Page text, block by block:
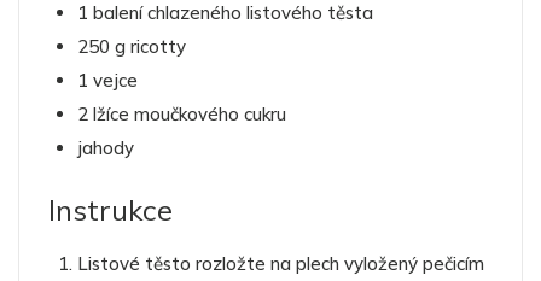
1 balení chlazeného listového těsta
250 g ricotty
1 vejce
2 lžíce moučkového cukru
jahody
Instrukce
Listové těsto rozložte na plech vyložený pečicím